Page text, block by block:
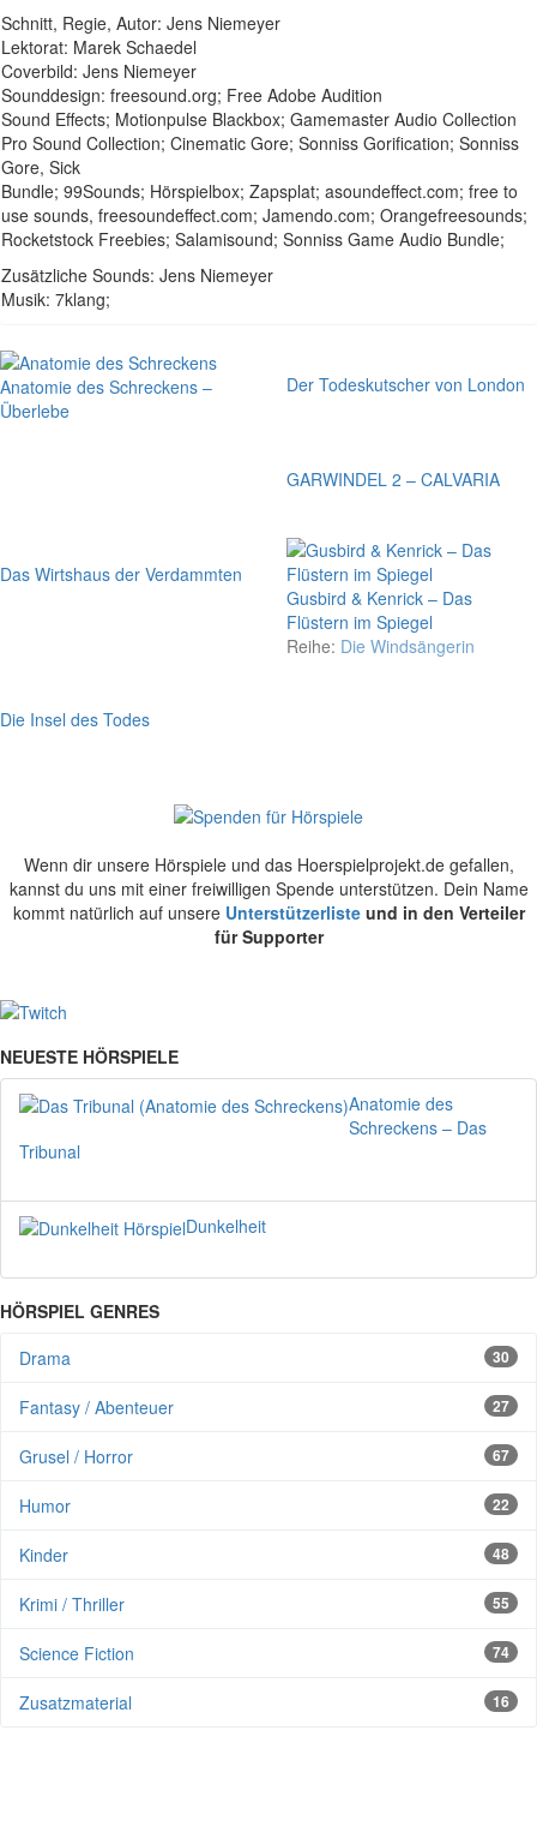
Schnitt, Regie, Autor: Jens Niemeyer
Lektorat: Marek Schaedel
Coverbild: Jens Niemeyer
Sounddesign: freesound.org; Free Adobe Audition
Sound Effects; Motionpulse Blackbox; Gamemaster Audio Collection
Pro Sound Collection; Cinematic Gore; Sonniss Gorification; Sonniss
Gore, Sick
Bundle; 99Sounds; Hörspielbox; Zapsplat; asoundeffect.com; free to
use sounds, freesoundeffect.com; Jamendo.com; Orangefreesounds;
Rocketstock Freebies; Salamisound; Sonniss Game Audio Bundle;
Zusätzliche Sounds: Jens Niemeyer
Musik: 7klang;
Anatomie des Schreckens –
Überlebe
Der Todeskutscher von London
GARWINDEL 2 – CALVARIA
Das Wirtshaus der Verdammten
Gusbird & Kenrick – Das
Flüstern im Spiegel
Reihe: Die Windsängerin
Die Insel des Todes
Wenn dir unsere Hörspiele und das Hoerspielprojekt.de gefallen,
kannst du uns mit einer freiwilligen Spende unterstützen. Dein Name
kommt natürlich auf unsere Unterstützerlisteund in den Verteiler
für Supporter
NEUESTE HÖRSPIELE
Anatomie des
Schreckens – Das
Tribunal
Dunkelheit
HÖRSPIEL GENRES
30
Drama
27
Fantasy / Abenteuer
67
Grusel / Horror
22
Humor
48
Kinder
55
Krimi / Thriller
74
Science Fiction
16
Zusatzmaterial